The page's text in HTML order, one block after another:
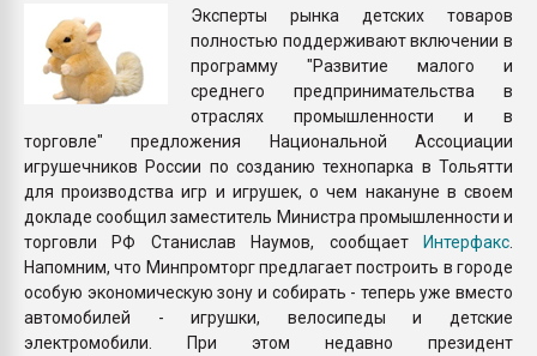
Эксперты рынка детских товаров
полностью поддерживают включении в
программу "Развитие малого и
среднего предпринимательства в
отраслях промышленности и в
торговле" предложения Национальной Ассоциации
игрушечников России по созданию технопарка в Тольятти
для производства игр и игрушек, о чем накануне в своем
докладе сообщил заместитель Министра промышленности и
торговли РФ Станислав Наумов, сообщает Интерфакс
Напомним, что Минпромторг предлагает построить в городе
особую экономическую зону и собирать - теперь уже вместо
автомобилей - игрушки, велосипеды и детские
электромобили. При этом недавно президент